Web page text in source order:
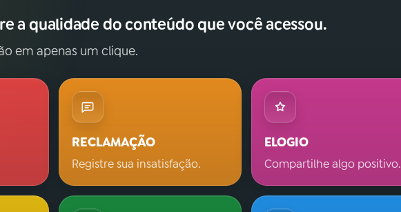
a qualidade do conteúdo que você acessou.
em apenas um clique.
RECLAMAÇÃO
Registre sua insatisfação.
ELOGIO
Compartilhe algo positivo.